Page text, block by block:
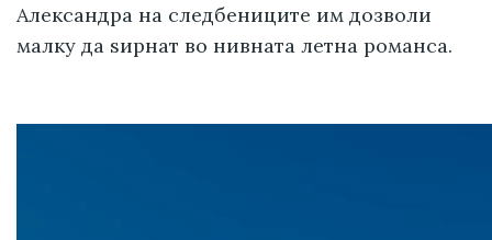
Александра на следбениците им дозволи
малку да ѕирнат во нивната летна романса.